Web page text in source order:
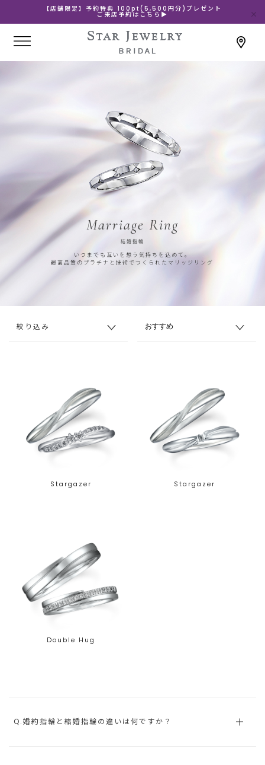
【店舗限定】予約特典 100pt(5,500円分)プレゼント
ご来店予約はこちら▶
Marriage Ring
結婚指輪
いつまでも互いを想う気持ちを込めて。
最高品質のプラチナと技術でつくられたマリッジリング
絞り込み
Stargazer Stargazer
Double Hug
Q.婚約指輪と結婚指輪の違いは何ですか？